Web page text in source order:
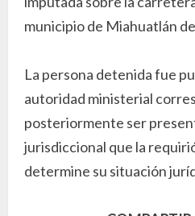
municipio de Miahuatlán
La persona detenida fue
autoridad ministerial
posteriormente ser
jurisdiccional que la
determine su situación